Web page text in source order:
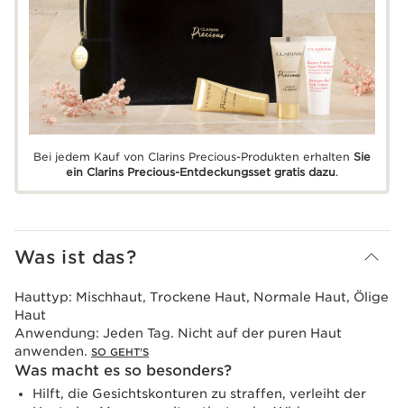
Bei jedem Kauf von Clarins Precious-Produkten erhaltenSie
ein Clarins Precious-Entdeckungsset gratis dazu.
Was ist das?
Hauttyp: Mischhaut, Trockene Haut, Normale Haut, Ölige
Haut
Anwendung: Jeden Tag. Nicht auf der puren Haut
anwenden. SO GEHT'S
Was macht es so besonders?
Hilft, die Gesichtskonturen zu straffen, verleiht der